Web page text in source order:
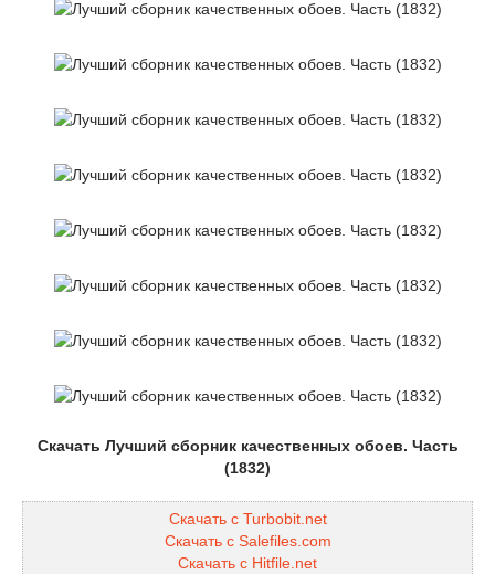
Скачать Лучший сборник качественных обоев. Часть
(1832)
Скачать с Turbobit.net
Скачать с Salefiles.com
Скачать с Hitfile.net